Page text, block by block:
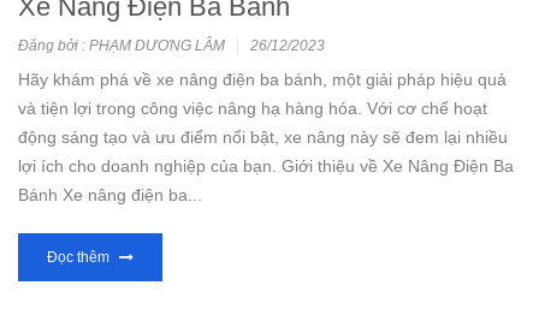
Xe Nâng Điện Ba Bánh
Đăng bởi : PHẠM DƯƠNG LÂM 26/12/2023
Hãy khám phá về xe nâng điện ba bánh, một giải pháp hiệu quả
và tiện lợi trong công việc nâng hạ hàng hóa. Với cơ chế hoạt
động sáng tạo và ưu điểm nổi bật, xe nâng này sẽ đem lại nhiều
lợi ích cho doanh nghiệp của bạn. Giới thiệu về Xe Nâng Điện Ba
Bánh Xe nâng điện ba...
Đọc thêm